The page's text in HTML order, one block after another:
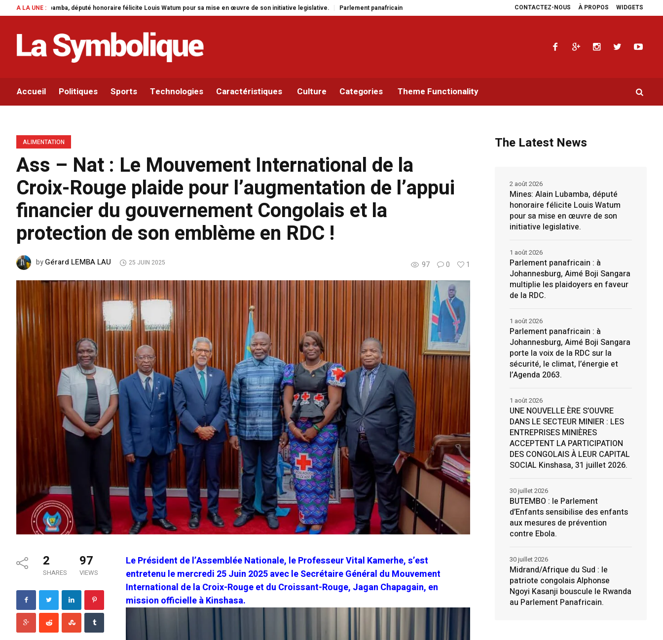
CONTACTEZ-NOUS À PROPOS WIDGETS
A LA UNE :
Louis Watum pour sa mise en œuvre de son initiative legislative. Parlement panafricain : à Johannesburg, Aimé Boji Sangara multiplie les plaidoyers en faveur de la RDC. Parlement panafricain : à Johannesburg, Aimé Boji
Accueil Politiques Sports Technologies Caractéristiques Culture Categories Theme Functionality
ALIMENTATION
Ass – Nat : Le Mouvement International de la
Croix-Rouge plaide pour l’augmentation de l’appui
financier du gouvernement Congolais et la
protection de son emblème en RDC !
97 0 1
byGérard LEMBA LAU 25 JUIN 2025
2
SHARES
97
VIEWS
Le Président de l’Assemblée Nationale, le Professeur Vital Kamerhe, s’est
entretenu le mercredi 25 Juin 2025 avec le Secrétaire Général du Mouvement
International de la Croix-Rouge et du Croissant-Rouge, Jagan Chapagain, en
mission officielle à Kinshasa.
The Latest News
Mines: Alain Lubamba, député
honoraire félicite Louis Watum
pour sa mise en œuvre de son
initiative legislative.
2 août 2026
Parlement panafricain : à
Johannesburg, Aimé Boji Sangara
multiplie les plaidoyers en faveur
de la RDC.
1 août 2026
Parlement panafricain : à
Johannesburg, Aimé Boji Sangara
porte la voix de la RDC sur la
sécurité, le climat, l’énergie et
l’Agenda 2063.
1 août 2026
UNE NOUVELLE ÈRE S’OUVRE
DANS LE SECTEUR MINIER : LES
ENTREPRISES MINIÈRES
ACCEPTENT LA PARTICIPATION
DES CONGOLAIS À LEUR CAPITAL
SOCIAL Kinshasa, 31 juillet 2026.
1 août 2026
BUTEMBO : le Parlement
d’Enfants sensibilise des enfants
aux mesures de prévention
contre Ebola.
30 juillet 2026
Midrand/Afrique du Sud : le
patriote congolais Alphonse
Ngoyi Kasanji bouscule le Rwanda
au Parlement Panafricain.
30 juillet 2026